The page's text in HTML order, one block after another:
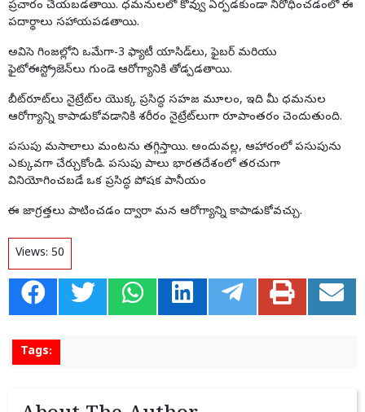
ప్రచారం చేయబడతాయి. ధమనులలో కొవ్వు ఏర్పడకుండా నిరోధించడంలో ఈ
పదార్థాలు సహాయపడతాయి.
అవిసె గింజల్లోని ఒమేగా-3 ఫ్యాటీ యాసిడ్‌లు, ఫైబర్ మరియు
ఫైటోఈస్ట్రోజెన్‌లు గుండె ఆరోగ్యానికి తోడ్పడతాయి.
బీట్‌రూట్‌లు నైట్రేట్‌ల యొక్క ప్రసిద్ధ సహజ మూలం, ఇది మీ ధమనుల
ఆరోగ్యాన్ని కాపాడుకోవడానికి శరీరం నైట్రేట్‌లుగా రూపాంతరం చెందుతుంది.
పసుపు మసాలాలు మంటను తగ్గిస్తాయి. అందువల్ల, ఆహారంలో పసుపును
ఎక్కువగా చేర్చుకోండి. పసుపు పాలు భారతదేశంలో తరచుగా
వినియోగించబడే ఒక ప్రసిద్ధ పోషక పానీయం
ఈ జాగ్రత్తలు పాటించడం ద్వారా మన ఆరోగ్యాన్ని కాపాడుకోవచ్చు.
Views: 50
Tags: